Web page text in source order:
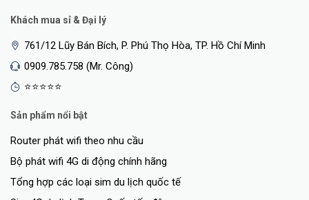
Khách mua sỉ & Đại lý
761/12 Lũy Bán Bích, P. Phú Thọ Hòa, TP. Hồ Chí Minh
0909.785.758 (Mr. Công)
⭐⭐⭐⭐⭐
Sản phẩm nổi bật
Router phát wifi theo nhu cầu
Bộ phát wifi 4G di động chính hãng
Tổng hợp các loại sim du lịch quốc tế